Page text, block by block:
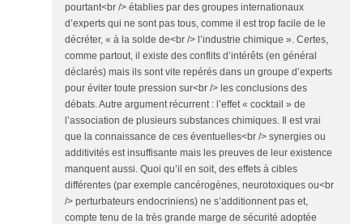
pourtant<br /> établies par des groupes internationaux
d’experts qui ne sont pas tous, comme il est trop facile de le
décréter, « à la solde de<br /> l’industrie chimique ». Certes,
comme partout, il existe des conflits d’intérêts (en général
déclarés) mais ils sont vite repérés dans un groupe d’experts
pour éviter toute pression sur<br /> les conclusions des
débats. Autre argument récurrent : l’effet « cocktail » de
l’association de plusieurs substances chimiques. Il est vrai
que la connaissance de ces éventuelles<br /> synergies ou
additivités est insuffisante mais les preuves de leur existence
manquent aussi. Quoi qu’il en soit, des effets à cibles
différentes (par exemple cancérogènes, neurotoxiques ou<br
/> perturbateurs endocriniens) ne s’additionnent pas et,
compte tenu de la très grande marge de sécurité adoptée